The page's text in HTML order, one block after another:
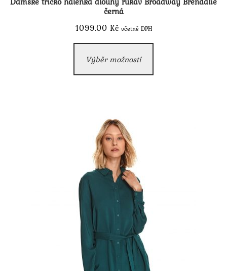
černá
1099.00 Kč včetně DPH
Výběr možností
má